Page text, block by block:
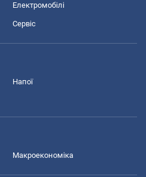
Електромобілі
Сервіс
Напої
Макроекономіка